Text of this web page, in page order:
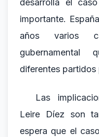
desarrolla el
importante.
años varios
diferentes
Las
Leire Díez son
espera que el